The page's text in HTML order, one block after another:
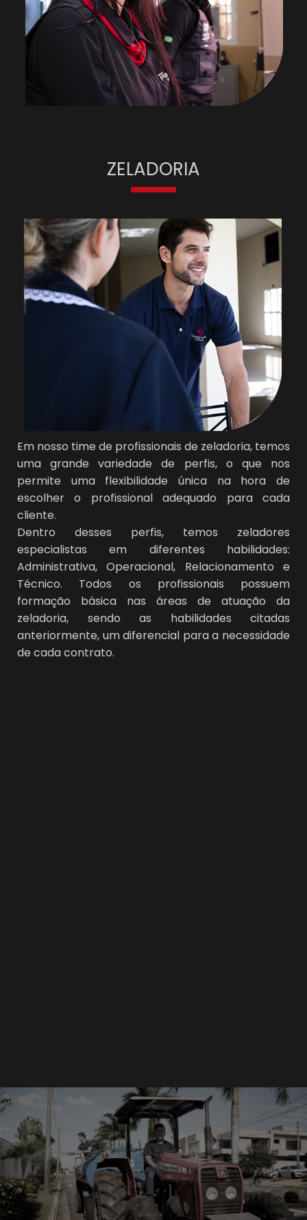
ZELADORIA
Em nosso time de profissionais de zeladoria, temos
uma grande variedade de perfis, o que nos
permite uma flexibilidade única na hora de
escolher o profissional adequado para cada
cliente.
Dentro desses perfis, temos zeladores
especialistas em diferentes habilidades:
Administrativa, Operacional, Relacionamento e
Técnico. Todos os profissionais possuem
formação básica nas áreas de atuação da
zeladoria, sendo as habilidades citadas
anteriormente, um diferencial para a necessidade
de cada contrato.